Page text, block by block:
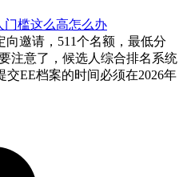
门槛这么高怎么办
邀请，511个名额，最低分
注意了，候选人综合排名系统
交EE档案的时间必须在2026年